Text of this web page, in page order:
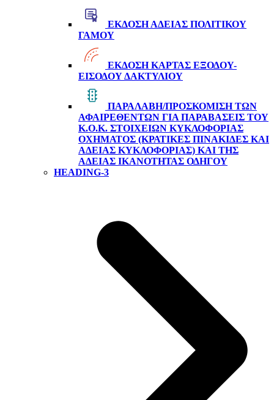
ΈΚΔΟΣΗ ΆΔΕΙΑΣ ΠΟΛΙΤΙΚΟΎ
ΓΆΜΟΥ
ΈΚΔΟΣΗ ΚΆΡΤΑΣ ΕΞΌΔΟΥ-
ΕΙΣΌΔΟΥ ΔΑΚΤΥΛΊΟΥ
ΠΑΡΑΛΑΒΉ/ΠΡΟΣΚΌΜΙΣΗ ΤΩΝ
ΑΦΑΙΡΕΘΈΝΤΩΝ ΓΙΑ ΠΑΡΑΒΆΣΕΙΣ ΤΟΥ
Κ.Ο.Κ. ΣΤΟΙΧΕΊΩΝ ΚΥΚΛΟΦΟΡΊΑΣ
ΟΧΉΜΑΤΟΣ (ΚΡΑΤΙΚΈΣ ΠΙΝΑΚΊΔΕΣ ΚΑΙ
ΆΔΕΙΑΣ ΚΥΚΛΟΦΟΡΊΑΣ) ΚΑΙ ΤΗΣ
ΆΔΕΙΑΣ ΙΚΑΝΌΤΗΤΑΣ ΟΔΗΓΟΎ
HEADING-3